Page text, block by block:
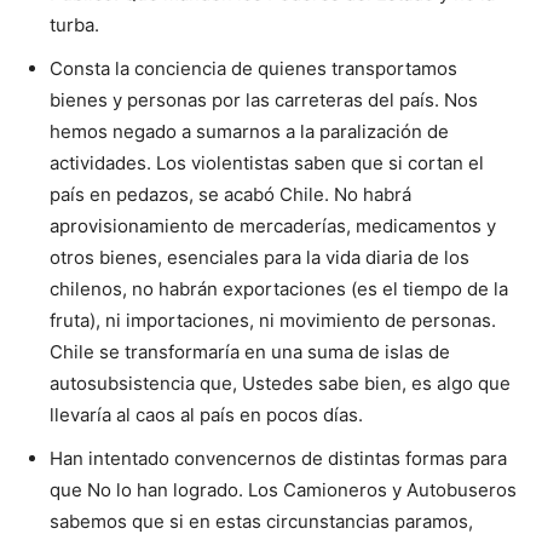
turba.
Consta la conciencia de quienes transportamos
bienes y personas por las carreteras del país. Nos
hemos negado a sumarnos a la paralización de
actividades. Los violentistas saben que si cortan el
país en pedazos, se acabó Chile. No habrá
aprovisionamiento de mercaderías, medicamentos y
otros bienes, esenciales para la vida diaria de los
chilenos, no habrán exportaciones (es el tiempo de la
fruta), ni importaciones, ni movimiento de personas.
Chile se transformaría en una suma de islas de
autosubsistencia que, Ustedes sabe bien, es algo que
llevaría al caos al país en pocos días.
Han intentado convencernos de distintas formas para
que No lo han logrado. Los Camioneros y Autobuseros
sabemos que si en estas circunstancias paramos,